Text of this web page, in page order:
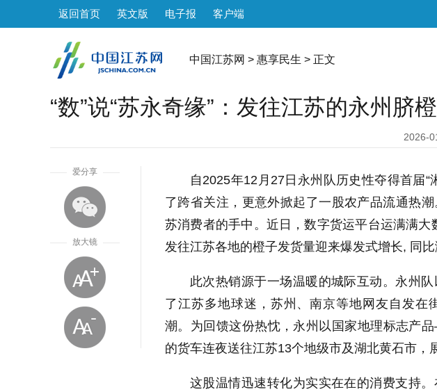
返回首页 英文版 电子报 客户端
中国江苏网 > 惠享民生 > 正文
“数”说“苏永奇缘”：发往江苏的永州脐
2026-
爱分享
放大镜
自2025年12月27日永州队历史性夺得首届
了跨省关注，更意外掀起了一股农产品流通热
苏消费者的手中。近日，数字货运平台运满满
发往江苏各地的橙子发货量迎来爆发式增长, 同
此次热销源于一场温暖的城际互动。永州
了江苏多地球迷，苏州、南京等地网友自发在
潮。为回馈这份热忱，永州以国家地理标志产
的货车连夜送往江苏13个地级市及湖北黄石市，
这股温情迅速转化为实实在在的消费支持